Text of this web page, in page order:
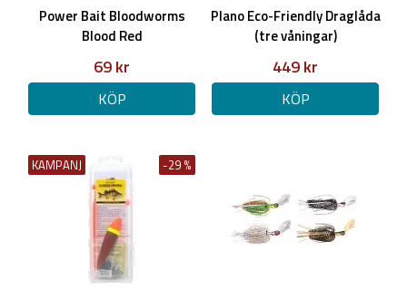
Power Bait Bloodworms
Blood Red
69 kr
KÖP
Plano Eco-Friendly Draglåda
(tre våningar)
449 kr
KÖP
KAMPANJ -29 %